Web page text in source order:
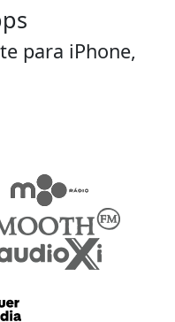
para iPhone,